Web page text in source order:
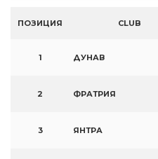
ПОЗИЦИЯ CLUB
1 ДУНАВ
2 ФРАТРИЯ
3 ЯНТРА